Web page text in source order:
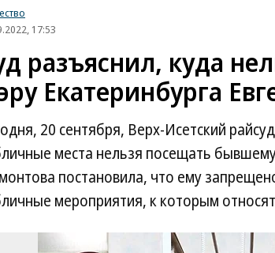
17:53
разъяснил, куда
Екатеринбурга
20 сентября, Верх-Исетский
места нельзя посещать
постановила, что ему
мероприятия, к которым